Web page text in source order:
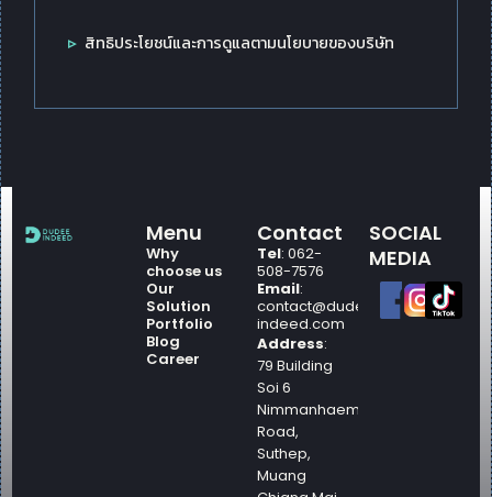
สิทธิประโยชน์และการดูแลตามนโยบายของบริษัท
Menu
Why
choose us
Our
Solution
Portfolio
Blog
Career
Contact
Tel: 062-
508-7576
Email:
contact@dudee-
indeed.com
Address:
79 Building
Soi 6
Nimmanhaemin
Road,
Suthep,
Muang
SOCIAL
MEDIA